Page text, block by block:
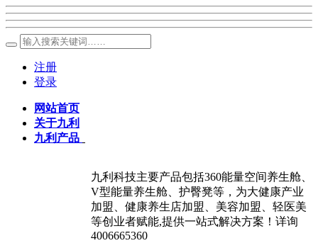
注册
登录
网站首页
关于九利
九利产品
九利科技主要产品包括360能量空间养生舱、
V型能量养生舱、护臀凳等，为大健康产业
加盟、健康养生店加盟、美容加盟、轻医美
等创业者赋能,提供一站式解决方案！详询
4006665360